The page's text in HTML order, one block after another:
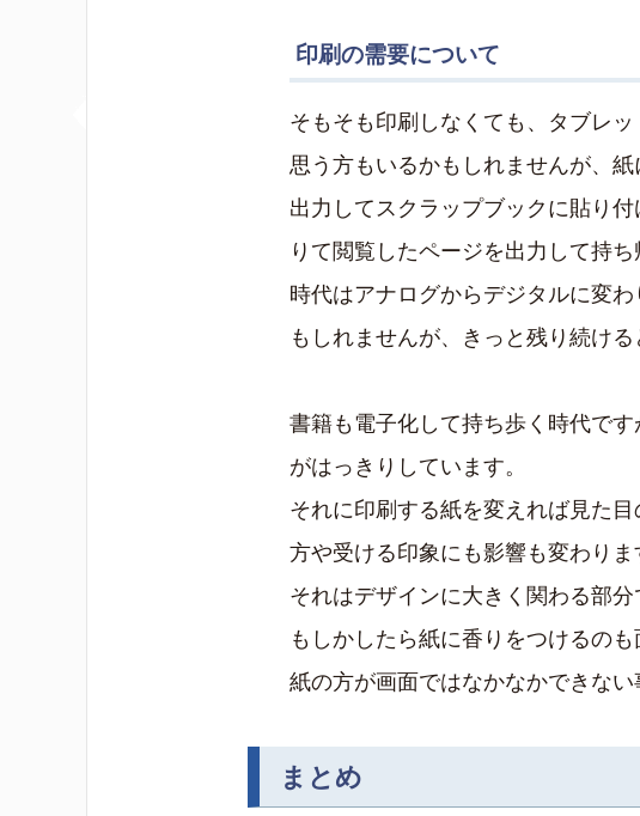
印刷の需要について
そもそも印刷しなくても、タブレ
思う方もいるかもしれませんが、
出力してスクラップブックに貼り
りて閲覧したページを出力して持ち
時代はアナログからデジタルに変
もしれませんが、きっと残り続ける
書籍も電子化して持ち歩く時代で
がはっきりしています。
それに印刷する紙を変えれば見た
方や受ける印象にも影響も変わりま
それはデザインに大きく関わる部分
もしかしたら紙に香りをつけるのも
紙の方が画面ではなかなかできな
まとめ